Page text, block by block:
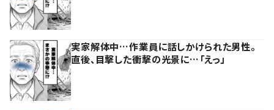
実家解体中…作業員に話しかけられた男性。
直後、目撃した衝撃の光景に…「えっ」